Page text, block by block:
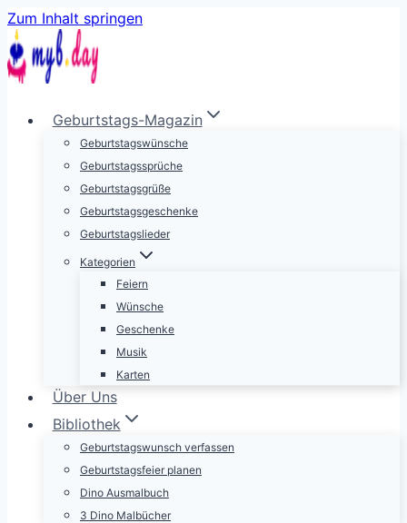
Zum Inhalt springen
Geburtstags-Magazin
Geburtstagswünsche
Geburtstagssprüche
Geburtstagsgrüße
Geburtstagsgeschenke
Geburtstagslieder
Kategorien
Feiern
Wünsche
Geschenke
Musik
Karten
Über Uns
Bibliothek
Geburtstagswunsch verfassen
Geburtstagsfeier planen
Dino Ausmalbuch
3 Dino Malbücher